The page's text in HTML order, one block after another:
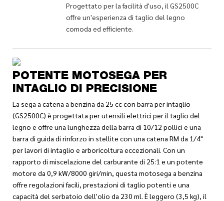
Progettato per la facilità d'uso, il GS2500C
offre un'esperienza di taglio del legno
comoda ed efficiente.
POTENTE MOTOSEGA PER
INTAGLIO DI PRECISIONE
La sega a catena a benzina da 25 cc con barra per intaglio
(GS2500C) è progettata per utensili elettrici per il taglio del
legno e offre una lunghezza della barra di 10/12 pollici e una
barra di guida di rinforzo in stellite con una catena RM da 1/4"
per lavori di intaglio e arboricoltura eccezionali. Con un
rapporto di miscelazione del carburante di 25:1 e un potente
motore da 0,9 kW/8000 giri/min, questa motosega a benzina
offre regolazioni facili, prestazioni di taglio potenti e una
capacità del serbatoio dell'olio da 230 ml. È leggero (3,5 kg), il